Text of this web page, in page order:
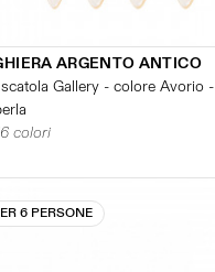
ARGENTO ANTICO
Gallery - colore Avorio -
colori
6 PERSONE